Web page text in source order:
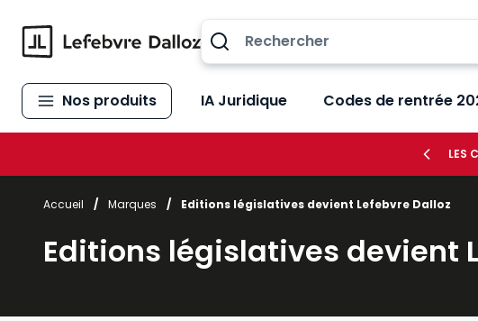
Nos produits IA Juridique Codes de rentrée
LES
Accueil / Marques / Editions législatives devient Lefebvre Dalloz
Editions législatives devient